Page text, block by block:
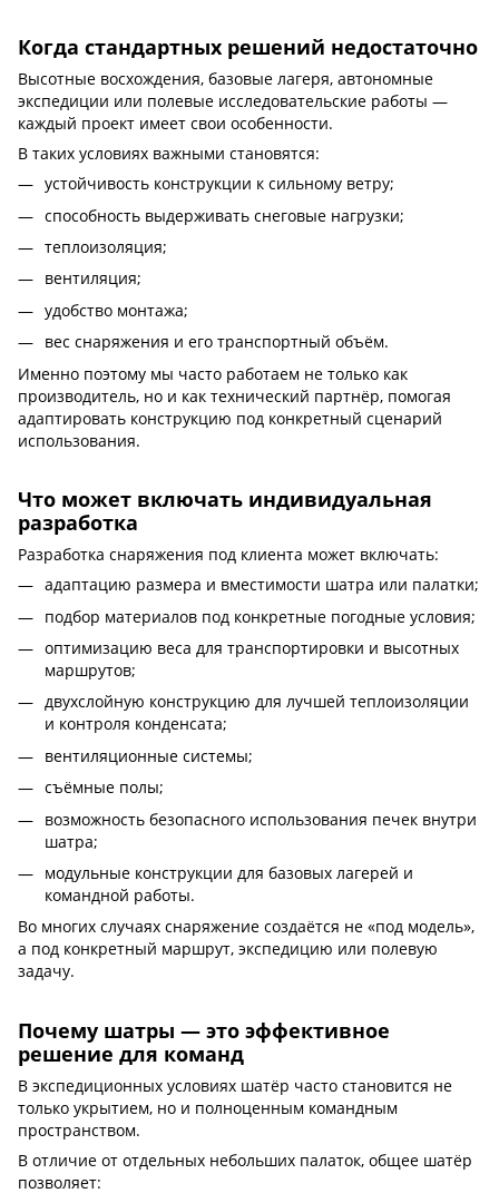
Когда стандартных решений недостаточно
Высотные восхождения, базовые лагеря, автономные
экспедиции или полевые исследовательские работы —
каждый проект имеет свои особенности.
В таких условиях важными становятся:
устойчивость конструкции к сильному ветру;
способность выдерживать снеговые нагрузки;
теплоизоляция;
вентиляция;
удобство монтажа;
вес снаряжения и его транспортный объём.
Именно поэтому мы часто работаем не только как
производитель, но и как технический партнёр, помогая
адаптировать конструкцию под конкретный сценарий
использования.
Что может включать индивидуальная
разработка
Разработка снаряжения под клиента может включать:
адаптацию размера и вместимости шатра или палатки;
подбор материалов под конкретные погодные условия;
оптимизацию веса для транспортировки и высотных
маршрутов;
двухслойную конструкцию для лучшей теплоизоляции
и контроля конденсата;
вентиляционные системы;
съёмные полы;
возможность безопасного использования печек внутри
шатра;
модульные конструкции для базовых лагерей и
командной работы.
Во многих случаях снаряжение создаётся не «под модель»,
а под конкретный маршрут, экспедицию или полевую
задачу.
Почему шатры — это эффективное
решение для команд
В экспедиционных условиях шатёр часто становится не
только укрытием, но и полноценным командным
пространством.
В отличие от отдельных небольших палаток, общее шатёр
позволяет: